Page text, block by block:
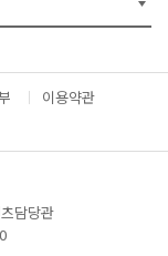
e
서
다
운
이용약관
담당관